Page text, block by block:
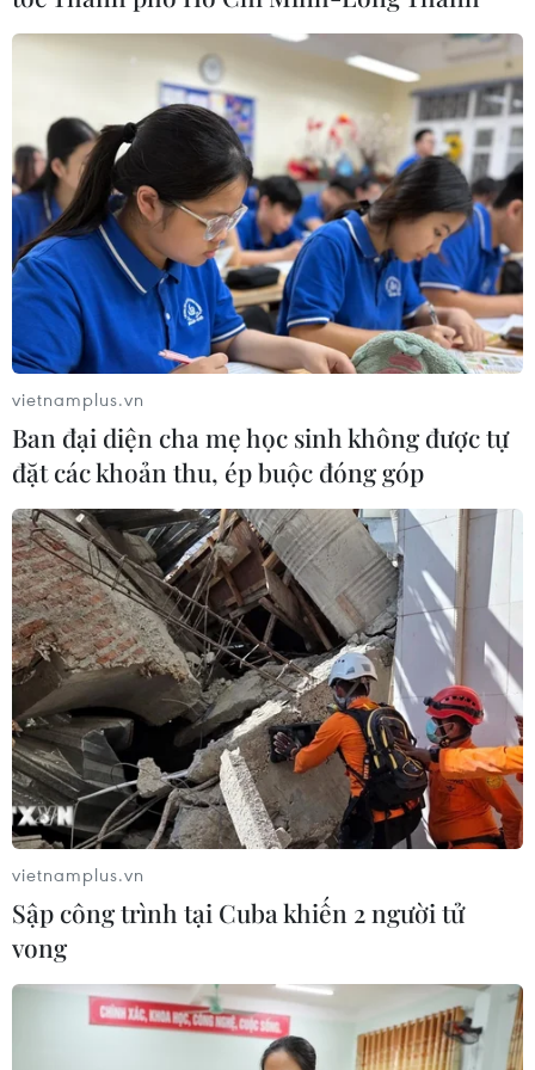
vietnamplus.vn
Ban đại diện cha mẹ học sinh không được tự
đặt các khoản thu, ép buộc đóng góp
vietnamplus.vn
Sập công trình tại Cuba khiến 2 người tử
vong